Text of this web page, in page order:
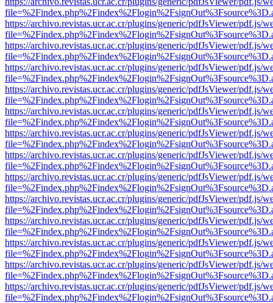
https://archivo.revistas.ucr.ac.cr/plugins/generic/pdfJsViewer/pdf.js/
https://archivo.revistas.ucr.ac.cr/plugins/generic/pdfJsViewer/pdf.js/
https://archivo.revistas.ucr.ac.cr/plugins/generic/pdfJsViewer/pdf.js/
https://archivo.revistas.ucr.ac.cr/plugins/generic/pdfJsViewer/pdf.js/
https://archivo.revistas.ucr.ac.cr/plugins/generic/pdfJsViewer/pdf.js/
https://archivo.revistas.ucr.ac.cr/plugins/generic/pdfJsViewer/pdf.js/
https://archivo.revistas.ucr.ac.cr/plugins/generic/pdfJsViewer/pdf.js/
https://archivo.revistas.ucr.ac.cr/plugins/generic/pdfJsViewer/pdf.js/
https://archivo.revistas.ucr.ac.cr/plugins/generic/pdfJsViewer/pdf.js/
https://archivo.revistas.ucr.ac.cr/plugins/generic/pdfJsViewer/pdf.js/
https://archivo.revistas.ucr.ac.cr/plugins/generic/pdfJsViewer/pdf.js/
https://archivo.revistas.ucr.ac.cr/plugins/generic/pdfJsViewer/pdf.js/
https://archivo.revistas.ucr.ac.cr/plugins/generic/pdfJsViewer/pdf.js/